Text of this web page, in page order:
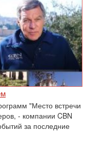
"Место встречи
- компании CBN
за последние